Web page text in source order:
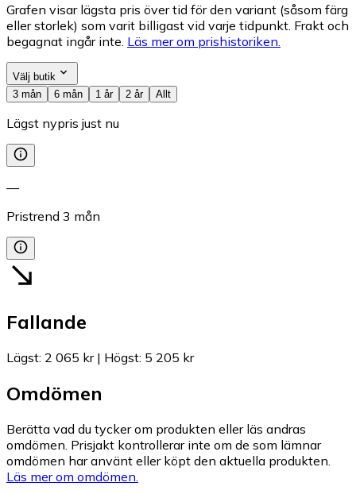
Grafen visar lägsta pris över tid för den variant (såsom färg
eller storlek) som varit billigast vid varje tidpunkt. Frakt och
begagnat ingår inte. Läs mer om prishistoriken.
Välj butik
3 mån
6 mån 1 år 2 år Allt
Lägst nypris just nu
—
Pristrend 3 mån
Fallande
Lägst: 2 065 kr| Högst: 5 205 kr
Omdömen
Berätta vad du tycker om produkten eller läs andras
omdömen. Prisjakt kontrollerar inte om de som lämnar
omdömen har använt eller köpt den aktuella produkten.
Läs mer om omdömen.